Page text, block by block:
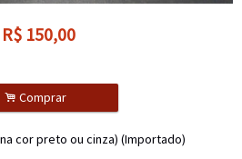
R$ 150,00
. Comprar
na cor preto ou cinza) (Importado)